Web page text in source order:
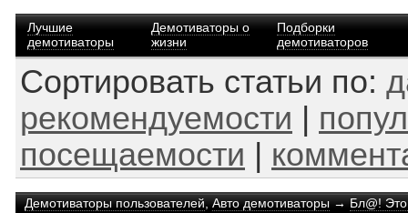
Лучшие
демотиваторы
Демотиваторы о
жизни
Подборки
демотиваторов
Сортировать статьи по:
рекомендуемости
посещаемости
Демотиваторы пользователей,Авто демотиваторы→Бл@!